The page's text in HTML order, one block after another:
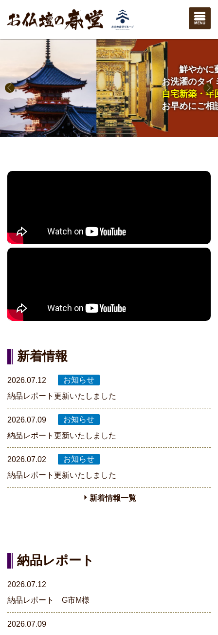
鮮やかに蘇る
お洗濯のタイミングは
自宅新築・年回忌法要
お早めにご相談下さい
新着情報
納品レポート更新いたしました
2026.07.12
納品レポート更新いたしました
2026.07.09
納品レポート更新いたしました
2026.07.02
新着情報一覧
納品レポート
納品レポート G市M様
2026.07.12
2026.07.09